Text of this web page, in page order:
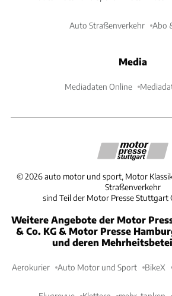
Auto Straßenverkehr Abo
Media
Mediadaten Online
©2026 auto motor und sport, Motor
Straßenverkehr
sind Teil der Motor Presse Stuttgart
Weitere Angebote der Motor
& Co. KG & Motor Presse
und deren
Aerokurier Auto Motor und Sport BikeX